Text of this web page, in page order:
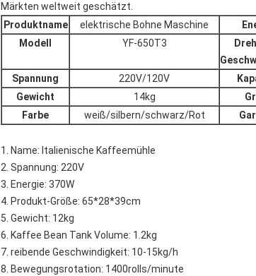
Märkten weltweit geschätzt.
Produktname
elektrische Bohne Maschine
Modell
YF-650T3
Spannung 220V/120V
Gewicht
14kg
Farbe
weiß/silbern/schwarz/Rot
1. Name: Italienische Kaffeemühle
2. Spannung: 220V
3. Energie: 370W
4. Produkt-Größe: 65*28*39cm
5. Gewicht: 12kg
6. Kaffee Bean Tank Volume: 1.2kg
7. reibende Geschwindigkeit: 10-15kg/h
8. Bewegungsrotation: 1400rolls/minute